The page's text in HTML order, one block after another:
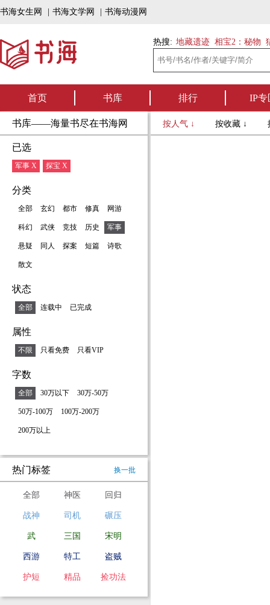
书海女生网 书海文学网 书海动漫网
热搜: 地藏遗迹 相宝2：秘物
首页 书库 排行 IP专
书库——海量书尽在书海网
已选
军事 X 探宝 X
分类
全部 玄幻 都市 修真 网游
科幻 武侠 竞技 历史 军事
悬疑 同人 探案 短篇 诗歌
散文
状态
全部 连载中 已完成
属性
不限 只看免费 只看VIP
字数
全部 30万以下 30万-50万
50万-100万 100万-200万
200万以上
热门标签 换一批
全部 神医 回归
战神 司机 碾压
武 三国 宋明
西游 特工 盗贼
护短 精品 捡功法
按人气 ↓ 按收藏 ↓